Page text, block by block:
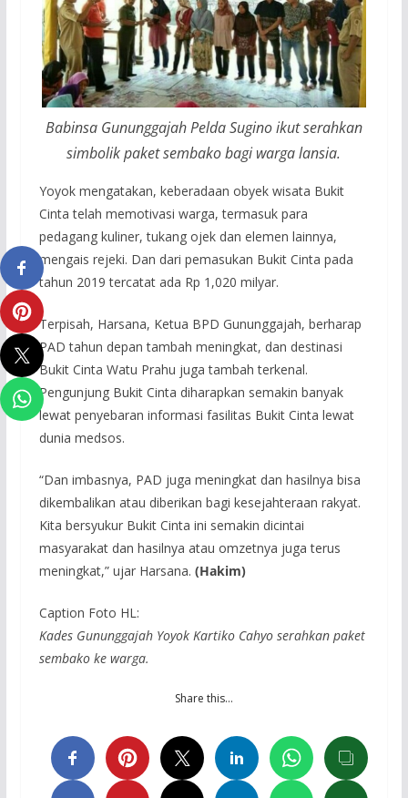
Babinsa Gununggajah Pelda Sugino ikut serahkan
simbolik paket sembako bagi warga lansia.
Yoyok mengatakan, keberadaan obyek wisata Bukit
Cinta telah memotivasi warga, termasuk para
pedagang kuliner, tukang ojek dan elemen lainnya,
mengais rejeki. Dan dari pemasukan Bukit Cinta pada
tahun 2019 tercatat ada Rp 1,020 milyar.
Terpisah, Harsana, Ketua BPD Gununggajah, berharap
PAD tahun depan tambah meningkat, dan destinasi
Bukit Cinta Watu Prahu juga tambah terkenal.
Pengunjung Bukit Cinta diharapkan semakin banyak
lewat penyebaran informasi fasilitas Bukit Cinta lewat
dunia medsos.
“Dan imbasnya, PAD juga meningkat dan hasilnya bisa
dikembalikan atau diberikan bagi kesejahteraan rakyat.
Kita bersyukur Bukit Cinta ini semakin dicintai
masyarakat dan hasilnya atau omzetnya juga terus
meningkat,” ujar Harsana. (Hakim)
Caption Foto HL:
Kades Gununggajah Yoyok Kartiko Cahyo serahkan paket
sembako ke warga.
Share this…